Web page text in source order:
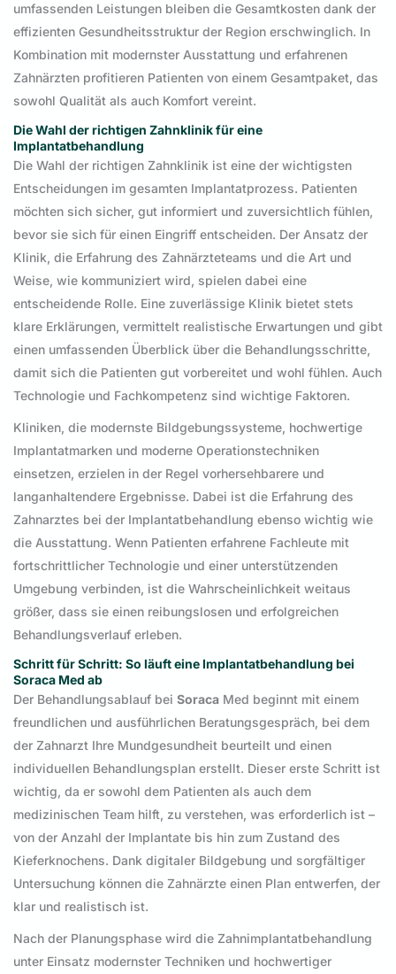
umfassenden Leistungen bleiben die Gesamtkosten dank der
effizienten Gesundheitsstruktur der Region erschwinglich. In
Kombination mit modernster Ausstattung und erfahrenen
Zahnärzten profitieren Patienten von einem Gesamtpaket, das
sowohl Qualität als auch Komfort vereint.
Die Wahl der richtigen Zahnklinik für eine
Implantatbehandlung
Die Wahl der richtigen Zahnklinik ist eine der wichtigsten
Entscheidungen im gesamten Implantatprozess. Patienten
möchten sich sicher, gut informiert und zuversichtlich fühlen,
bevor sie sich für einen Eingriff entscheiden. Der Ansatz der
Klinik, die Erfahrung des Zahnärzteteams und die Art und
Weise, wie kommuniziert wird, spielen dabei eine
entscheidende Rolle. Eine zuverlässige Klinik bietet stets
klare Erklärungen, vermittelt realistische Erwartungen und gibt
einen umfassenden Überblick über die Behandlungsschritte,
damit sich die Patienten gut vorbereitet und wohl fühlen. Auch
Technologie und Fachkompetenz sind wichtige Faktoren.
Kliniken, die modernste Bildgebungssysteme, hochwertige
Implantatmarken und moderne Operationstechniken
einsetzen, erzielen in der Regel vorhersehbarere und
langanhaltendere Ergebnisse. Dabei ist die Erfahrung des
Zahnarztes bei der Implantatbehandlung ebenso wichtig wie
die Ausstattung. Wenn Patienten erfahrene Fachleute mit
fortschrittlicher Technologie und einer unterstützenden
Umgebung verbinden, ist die Wahrscheinlichkeit weitaus
größer, dass sie einen reibungslosen und erfolgreichen
Behandlungsverlauf erleben.
Schritt für Schritt: So läuft eine Implantatbehandlung bei
Soraca Med ab
Der Behandlungsablauf bei Soraca Med beginnt mit einem
freundlichen und ausführlichen Beratungsgespräch, bei dem
der Zahnarzt Ihre Mundgesundheit beurteilt und einen
individuellen Behandlungsplan erstellt. Dieser erste Schritt ist
wichtig, da er sowohl dem Patienten als auch dem
medizinischen Team hilft, zu verstehen, was erforderlich ist –
von der Anzahl der Implantate bis hin zum Zustand des
Kieferknochens. Dank digitaler Bildgebung und sorgfältiger
Untersuchung können die Zahnärzte einen Plan entwerfen, der
klar und realistisch ist.
Nach der Planungsphase wird die Zahnimplantatbehandlung
unter Einsatz modernster Techniken und hochwertiger